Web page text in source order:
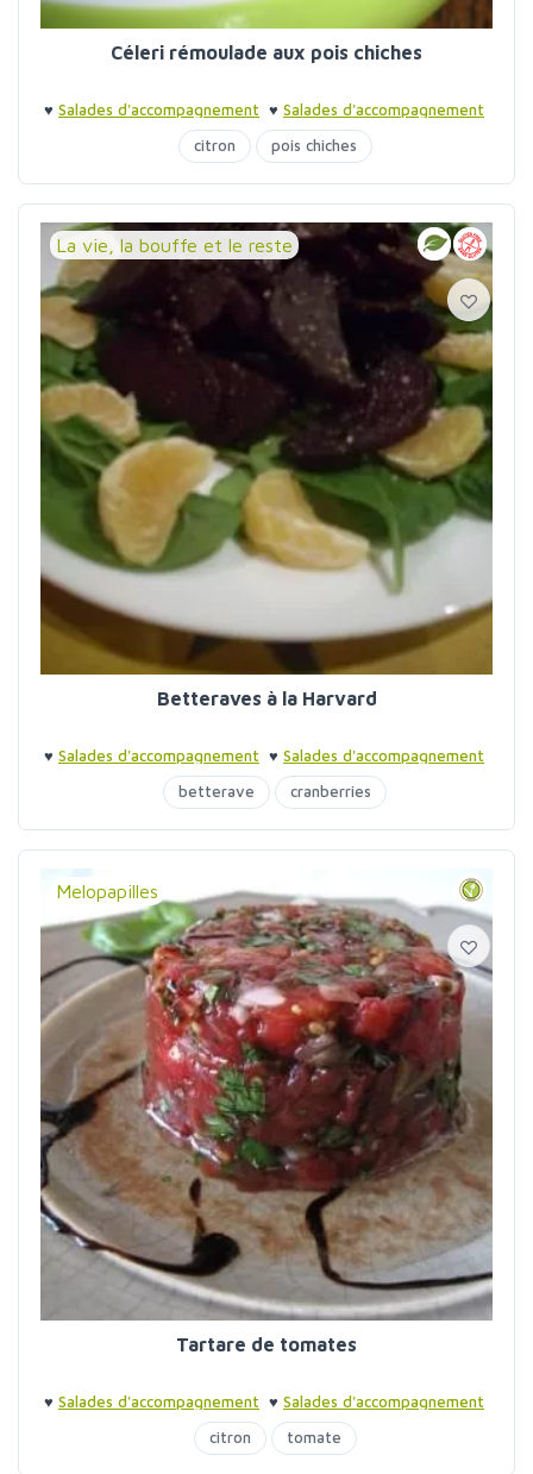
Céleri rémoulade aux pois chiches
♥ Salades d'accompagnement ♥ Salades d'accompagnement
Barbecue entre amis♥ Barbecue entre amis
citron pois chiches
La vie, la bouffe et le reste
Betteraves à la Harvard
♥ Salades d'accompagnement ♥ Salades d'accompagnement
betterave
cranberries
Melopapilles
Tartare de tomates
♥ Salades d'accompagnement ♥ Salades d'accompagnement
citron
tomate